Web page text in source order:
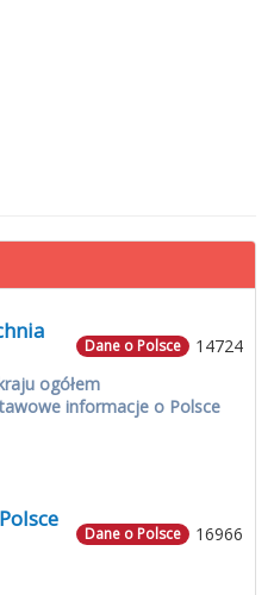
14724
Dane o Polsce
ogółem
informacje o Polsce
16966
Dane o Polsce